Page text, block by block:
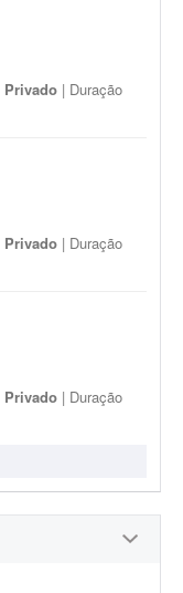
Privado | Duração
Privado | Duração
Privado | Duração